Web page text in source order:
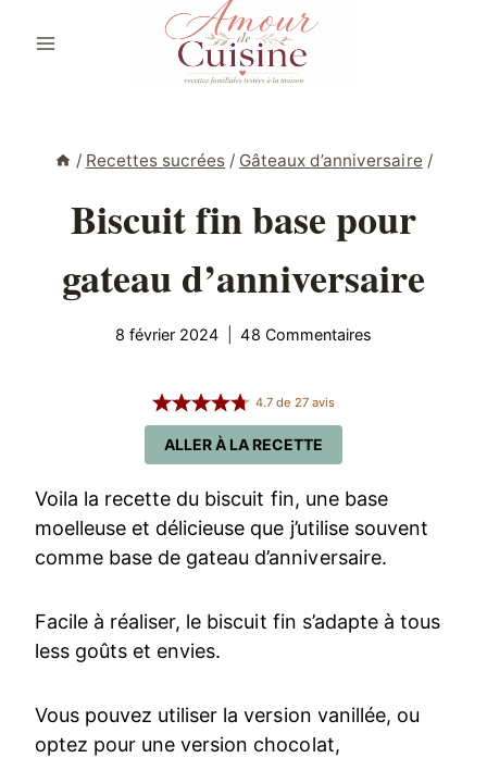
/ Recettes sucrées / Gâteaux d’anniversaire /
Biscuit fin base pour
gateau d’anniversaire
8 février 2024 48 Commentaires
ALLER À LA RECETTE
4.7de 27avis
Voila la recette du biscuit fin, une base
moelleuse et délicieuse que j’utilise souvent
comme base de gateau d’anniversaire.
Facile à réaliser, le biscuit fin s’adapte à tous
less goûts et envies.
Vous pouvez utiliser la version vanillée, ou
optez pour une version chocolat,